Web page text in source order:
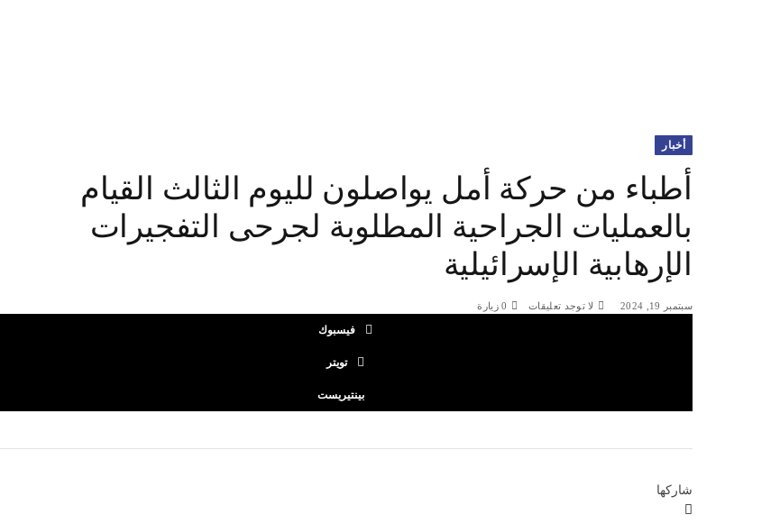
أخبار
أطباء من حركة أمل يواصلون لليوم الثالث القيام
بالعمليات الجراحية المطلوبة لجرحى التفجيرات
الإرهابية الإسرائيلية
سبتمبر 19, 2024 لا توجد تعليقات 0 زيارة
فيسبوك
تويتر
بينتيريست
شاركها